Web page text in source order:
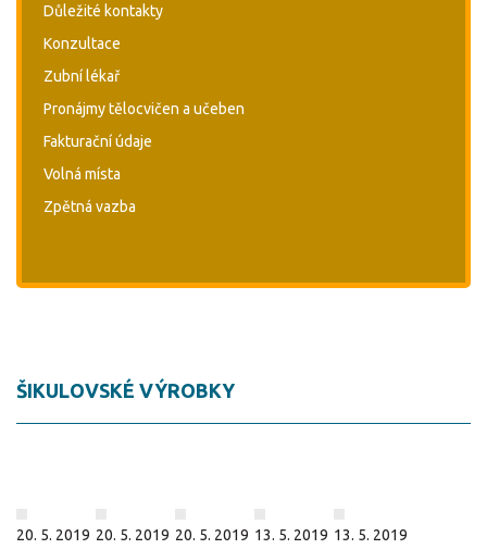
Důležité kontakty
Konzultace
Zubní lékař
Pronájmy tělocvičen a učeben
Fakturační údaje
Volná místa
Zpětná vazba
ŠIKULOVSKÉ VÝROBKY
20. 5. 2019 20. 5. 2019 20. 5. 2019 13. 5. 2019 13. 5. 2019